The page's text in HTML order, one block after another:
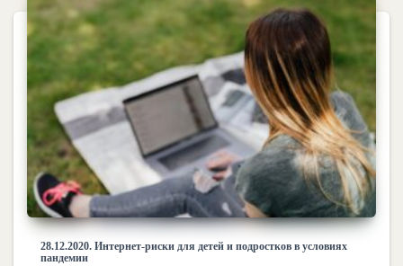
28.12.2020. Интернет-риски для детей и подростков в условиях
пандемии